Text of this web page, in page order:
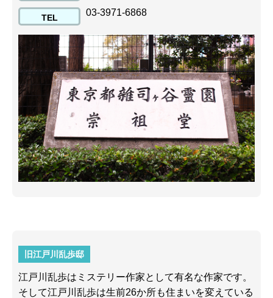
TEL 03-3971-6868
旧江戸川乱歩邸
江戸川乱歩はミステリー作家として有名な作家です。
そして江戸川乱歩は生前26か所も住まいを変えている